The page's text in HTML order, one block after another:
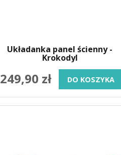
Układanka panel ścienny -
Krokodyl
249,90 zł DO KOSZYKA